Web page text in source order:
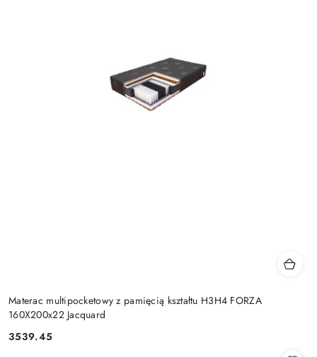
Materac multipocketowy z pamięcią kształtu H3H4 FORZA
160X200x22 Jacquard
Cena:
3539.45